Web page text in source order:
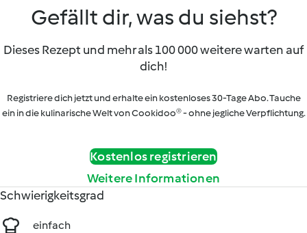
Gefällt dir, was du siehst?
Dieses Rezept und mehr als 100 000 weitere warten auf
dich!
Registriere dich jetzt und erhalte ein kostenloses 30-Tage Abo. Tauche
ein in die kulinarische Welt von Cookidoo® - ohne jegliche Verpflichtung.
Kostenlos registrieren
Weitere Informationen
Schwierigkeitsgrad
einfach